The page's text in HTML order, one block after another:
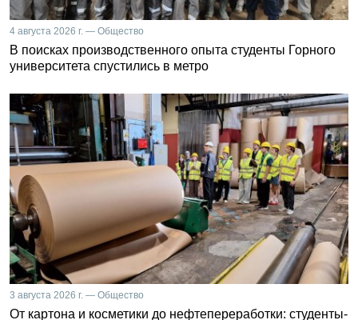
4 августа 2026 г. — Общество
В поисках производственного опыта студенты Горного
университета спустились в метро
3 августа 2026 г. — Общество
От картона и косметики до нефтепереработки: студенты-